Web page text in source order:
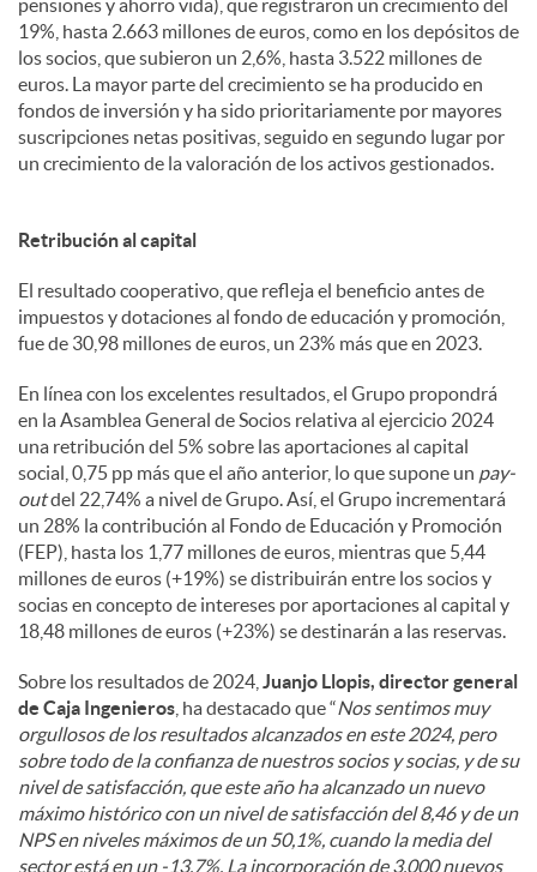
19%, hasta 2.663 millones de euros, como en los depósitos de
los socios, que subieron un 2,6%, hasta 3.522 millones de
euros. La mayor parte del crecimiento se ha producido en
fondos de inversión y ha sido prioritariamente por mayores
suscripciones netas positivas, seguido en segundo lugar por
un crecimiento de la valoración de los activos gestionados.
Retribución al capital
El resultado cooperativo, que refleja el beneficio antes de
impuestos y dotaciones al fondo de educación y promoción,
fue de 30,98 millones de euros, un 23% más que en 2023.
En línea con los excelentes resultados, el Grupo propondrá
en la Asamblea General de Socios relativa al ejercicio 2024
una retribución del 5% sobre las aportaciones al capital
social, 0,75 pp más que el año anterior, lo que supone un pay-
outdel 22,74% a nivel de Grupo. Así, el Grupo incrementará
un 28% la contribución al Fondo de Educación y Promoción
(FEP), hasta los 1,77 millones de euros, mientras que 5,44
millones de euros (+19%) se distribuirán entre los socios y
socias en concepto de intereses por aportaciones al capital y
18,48 millones de euros (+23%) se destinarán a las reservas.
Sobre los resultados de 2024, Juanjo Llopis, director general
de Caja Ingenieros , ha destacado que “Nos sentimos muy
orgullosos de los resultados alcanzados en este 2024, pero
sobre todo de la confianza de nuestros socios y socias, y de su
nivel de satisfacción, que este año ha alcanzado un nuevo
máximo histórico con un nivel de satisfacción del 8,46 y de un
NPS en niveles máximos de un 50,1%, cuando la media del
sector está en un -13,7%. La incorporación de 3.000 nuevos